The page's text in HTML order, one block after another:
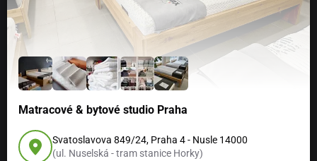
Matracové & bytové studio Praha
Svatoslavova 849/24, Praha 4 - Nusle 14000
(ul. Nuselská - tram stanice Horky)